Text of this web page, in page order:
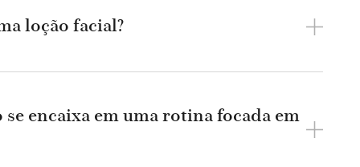
loção facial?
se encaixa em uma rotina focada em